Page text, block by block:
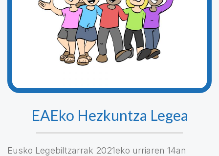
EAEko Hezkuntza Legea
Eusko Legebiltzarrak 2021eko urriaren 14an